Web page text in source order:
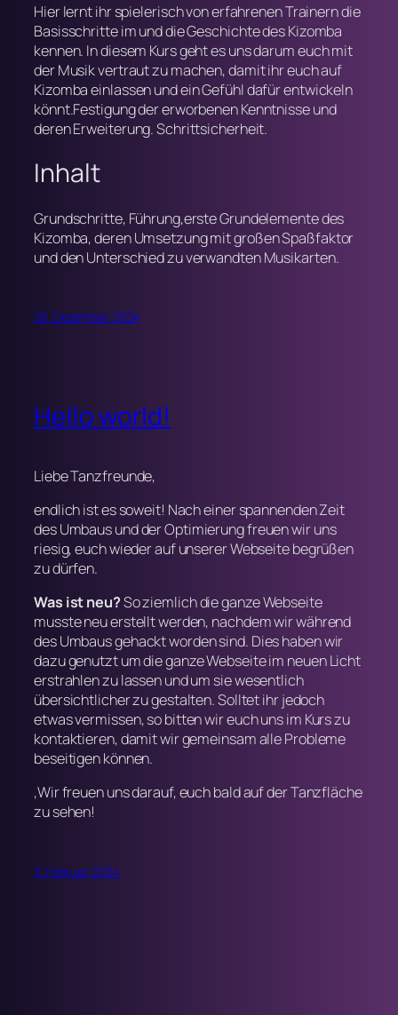
Hier lernt ihr spielerisch von erfahrenen Trainern die
Basisschritte im und die Geschichte des Kizomba
kennen. In diesem Kurs geht es uns darum euch mit
der Musik vertraut zu machen, damit ihr euch auf
Kizomba einlassen und ein Gefühl dafür entwickeln
könnt.Festigung der erworbenen Kenntnisse und
deren Erweiterung. Schrittsicherheit.
Inhalt
Grundschritte, Führung,erste Grundelemente des
Kizomba, deren Umsetzung mit großen Spaßfaktor
und den Unterschied zu verwandten Musikarten.
26. Dezember 2024
Hello world!
Liebe Tanzfreunde,
endlich ist es soweit! Nach einer spannenden Zeit
des Umbaus und der Optimierung freuen wir uns
riesig, euch wieder auf unserer Webseite begrüßen
zu dürfen.
Was ist neu?So ziemlich die ganze Webseite
musste neu erstellt werden, nachdem wir während
des Umbaus gehackt worden sind. Dies haben wir
dazu genutzt um die ganze Webseite im neuen Licht
erstrahlen zu lassen und um sie wesentlich
übersichtlicher zu gestalten. Solltet ihr jedoch
etwas vermissen, so bitten wir euch uns im Kurs zu
kontaktieren, damit wir gemeinsam alle Probleme
beseitigen können.
‚Wir freuen uns darauf, euch bald auf der Tanzfläche
zu sehen!
3. Februar 2024